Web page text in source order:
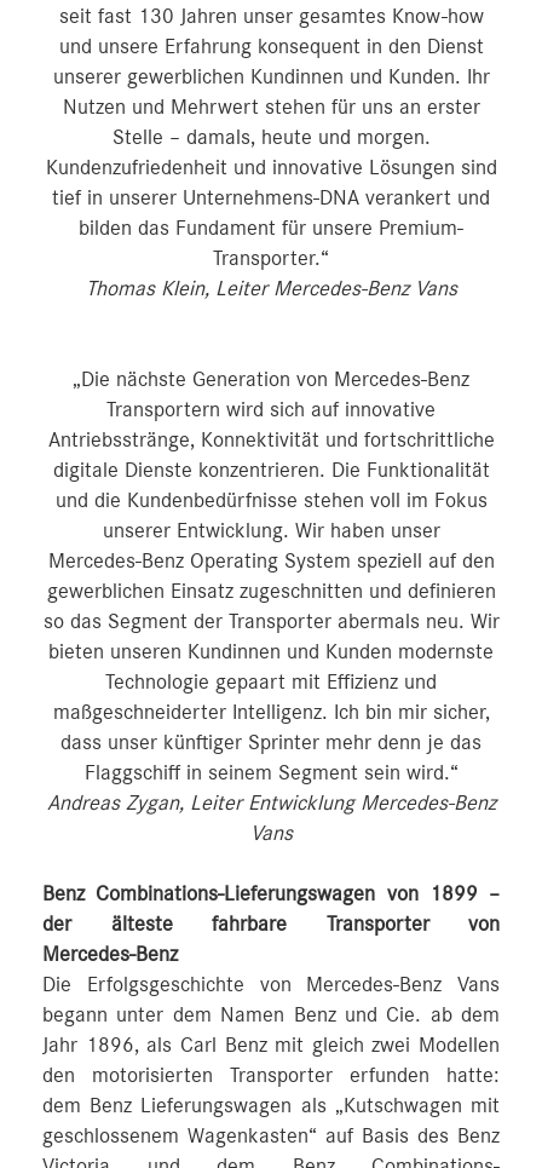
seit fast 130 Jahren unser gesamtes Know-how
und unsere Erfahrung konsequent in den Dienst
unserer gewerblichen Kundinnen und Kunden. Ihr
Nutzen und Mehrwert stehen für uns an erster
Stelle – damals, heute und morgen.
Kundenzufriedenheit und innovative Lösungen sind
tief in unserer Unternehmens-DNA verankert und
bilden das Fundament für unsere Premium-
Transporter.“
Thomas Klein, Leiter Mercedes-Benz Vans
„Die nächste Generation von Mercedes‑Benz
Transportern wird sich auf innovative
Antriebsstränge, Konnektivität und fortschrittliche
digitale Dienste konzentrieren. Die Funktionalität
und die Kundenbedürfnisse stehen voll im Fokus
unserer Entwicklung. Wir haben unser
Mercedes‑Benz Operating System speziell auf den
gewerblichen Einsatz zugeschnitten und definieren
so das Segment der Transporter abermals neu. Wir
bieten unseren Kundinnen und Kunden modernste
Technologie gepaart mit Effizienz und
maßgeschneiderter Intelligenz. Ich bin mir sicher,
dass unser künftiger Sprinter mehr denn je das
Flaggschiff in seinem Segment sein wird.“
Andreas Zygan, Leiter Entwicklung Mercedes-Benz
Vans
Benz Combinations-Lieferungswagen von 1899 –
der älteste fahrbare Transporter von
Mercedes‑Benz
Die Erfolgsgeschichte von Mercedes-Benz Vans
begann unter dem Namen Benz und Cie. ab dem
Jahr 1896, als Carl Benz mit gleich zwei Modellen
den motorisierten Transporter erfunden hatte:
dem Benz Lieferungswagen als „Kutschwagen mit
geschlossenem Wagenkasten“ auf Basis des Benz